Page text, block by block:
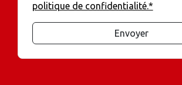
politique de confidentialité.*
Envoyer